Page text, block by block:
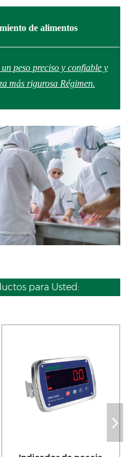
de alimentos
peso preciso y confiable y
más rigurosa Régimen.
para Usted: